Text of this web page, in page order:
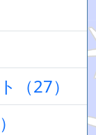
（27）